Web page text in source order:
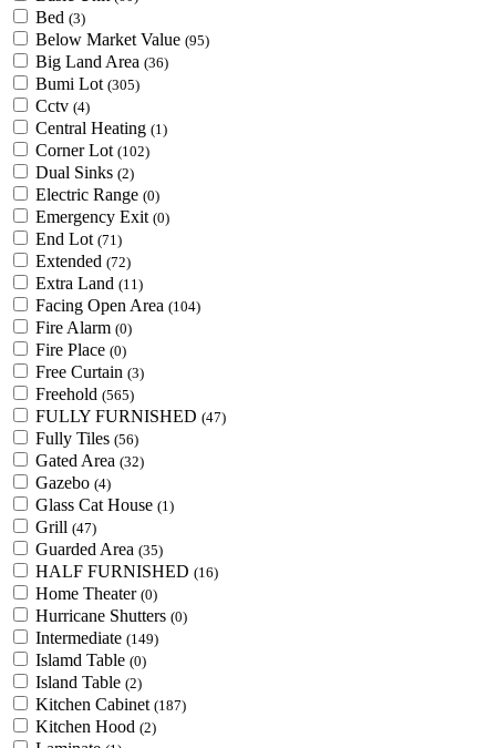
Bed (3)
Below Market Value (95)
Big Land Area (36)
Bumi Lot (305)
Cctv (4)
Central Heating (1)
Corner Lot (102)
Dual Sinks (2)
Electric Range (0)
Emergency Exit (0)
End Lot (71)
Extended (72)
Extra Land (11)
Facing Open Area (104)
Fire Alarm (0)
Fire Place (0)
Free Curtain (3)
Freehold (565)
FULLY FURNISHED (47)
Fully Tiles (56)
Gated Area (32)
Gazebo (4)
Glass Cat House (1)
Grill (47)
Guarded Area (35)
HALF FURNISHED (16)
Home Theater (0)
Hurricane Shutters (0)
Intermediate (149)
Islamd Table (0)
Island Table (2)
Kitchen Cabinet (187)
Kitchen Hood (2)